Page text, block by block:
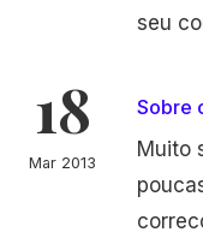
seu
18
Mar 2013
Sobre
Muito